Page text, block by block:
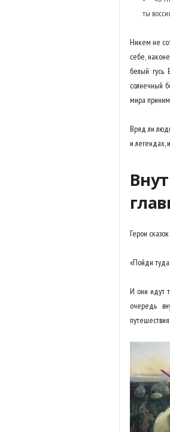
ты
Никем не
себе,
белый гусь
солнечный
мира
Вряд ли
и легендах,
Герои
«Пойди
И они идут
очередь